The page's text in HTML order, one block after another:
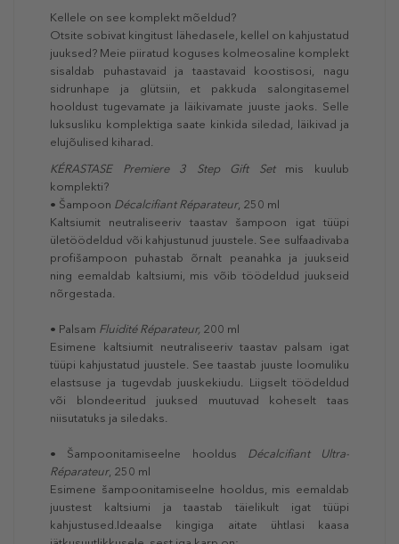
Kellele on see komplekt mõeldud?
Otsite sobivat kingitust lähedasele, kellel on kahjustatud
juuksed? Meie piiratud koguses kolmeosaline komplekt
sisaldab puhastavaid ja taastavaid koostisosi, nagu
sidrunhape ja glütsiin, et pakkuda salongitasemel
hooldust tugevamate ja läikivamate juuste jaoks. Selle
luksusliku komplektiga saate kinkida siledad, läikivad ja
elujõulised kiharad.
KÉRASTASE Premiere 3 Step Gift Set mis kuulub
komplekti?
• Šampoon Décalcifiant Réparateur, 250 ml
Kaltsiumit neutraliseeriv taastav šampoon igat tüüpi
ületöödeldud või kahjustunud juustele. See sulfaadivaba
profišampoon puhastab õrnalt peanahka ja juukseid
ning eemaldab kaltsiumi, mis võib töödeldud juukseid
nõrgestada.
• Palsam Fluidité Réparateur, 200 ml
Esimene kaltsiumit neutraliseeriv taastav palsam igat
tüüpi kahjustatud juustele. See taastab juuste loomuliku
elastsuse ja tugevdab juuskekiudu. Liigselt töödeldud
või blondeeritud juuksed muutuvad koheselt taas
niisutatuks ja siledaks.
• Šampoonitamiseelne hooldus Décalcifiant Ultra-
Réparateur, 250 ml
Esimene šampoonitamiseelne hooldus, mis eemaldab
juustest kaltsiumi ja taastab täielikult igat tüüpi
kahjustused.Ideaalse kingiga aitate ühtlasi kaasa